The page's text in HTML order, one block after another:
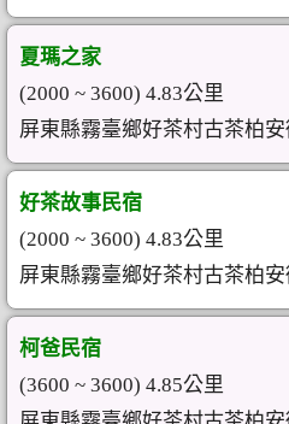
夏瑪之家
(2000 ~ 3600) 4.83公里
屏東縣霧臺鄉好茶村古茶柏
好茶故事民宿
(2000 ~ 3600) 4.83公里
屏東縣霧臺鄉好茶村古茶柏
柯爸民宿
(3600 ~ 3600) 4.85公里